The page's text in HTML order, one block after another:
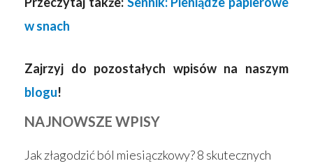
w snach
Zajrzyj do pozostałych wpisów na naszym
blogu!
NAJNOWSZE WPISY
Jak złagodzić ból miesiączkowy? 8 skutecznych